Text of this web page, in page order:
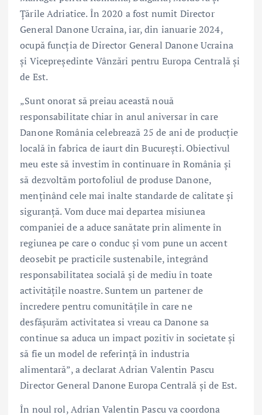
Țările Adriatice. În 2020 a fost numit Director
General Danone Ucraina, iar, din ianuarie 2024,
ocupă funcția de Director General Danone Ucraina
și Vicepreședinte Vânzări pentru Europa Centrală și
de Est.
„Sunt onorat să preiau această nouă
responsabilitate chiar în anul aniversar în care
Danone România celebrează 25 de ani de producție
locală în fabrica de iaurt din București. Obiectivul
meu este să investim în continuare în România și
să dezvoltăm portofoliul de produse Danone,
menținând cele mai înalte standarde de calitate și
siguranță. Vom duce mai departea misiunea
companiei de a aduce sanătate prin alimente în
regiunea pe care o conduc și vom pune un accent
deosebit pe practicile sustenabile, integrând
responsabilitatea socială și de mediu în toate
activitățile noastre. Suntem un partener de
încredere pentru comunitățile în care ne
desfășurăm activitatea si vreau ca Danone sa
continue sa aduca un impact pozitiv in societate și
să fie un model de referință în industria
alimentară”, a declarat Adrian Valentin Pascu
Director General Danone Europa Centrală și de Est.
În noul rol, Adrian Valentin Pascu va coordona